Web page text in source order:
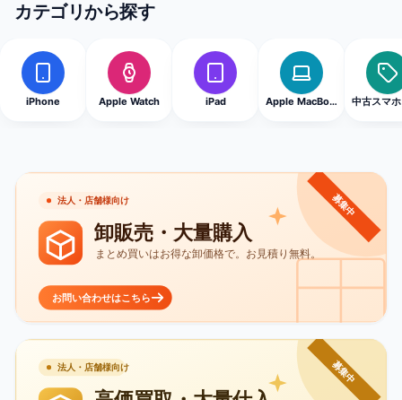
カテゴリから探す
iPhone Apple Watch iPad Apple MacBook